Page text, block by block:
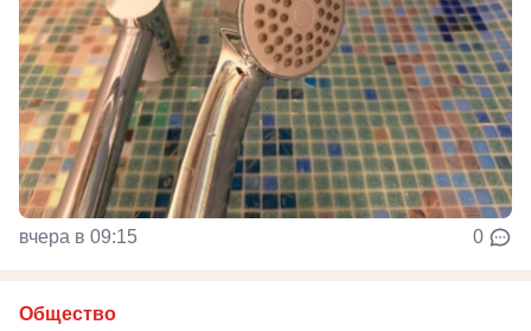
вчера в 09:15 0
Общество